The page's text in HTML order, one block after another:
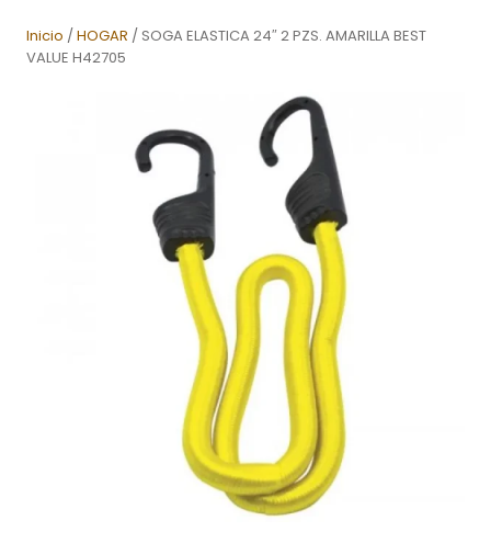
Inicio /HOGAR / SOGA ELASTICA 24″ 2 PZS. AMARILLA BEST
VALUE H42705